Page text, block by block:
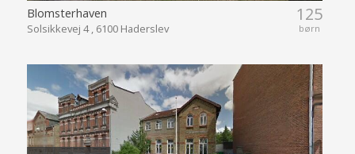
125
børn
Blomsterhaven
Solsikkevej 4 , 6100 Haderslev